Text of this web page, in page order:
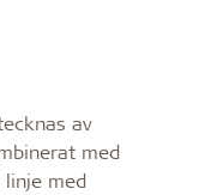
av
med
med